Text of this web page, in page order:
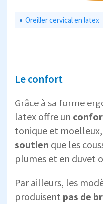
Oreiller cervical en latex
Le confort
Grâce à sa forme
latex offre un
tonique et
soutien que les
plumes et en duvet
Par ailleurs, les
produisent pas de